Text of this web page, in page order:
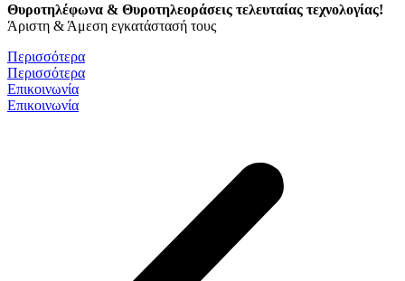
Θυροτηλέφωνα & Θυροτηλεοράσεις τελευταίας τεχνολογίας!
Άριστη & Άμεση εγκατάστασή τους
Περισσότερα
Περισσότερα
Επικοινωνία
Επικοινωνία